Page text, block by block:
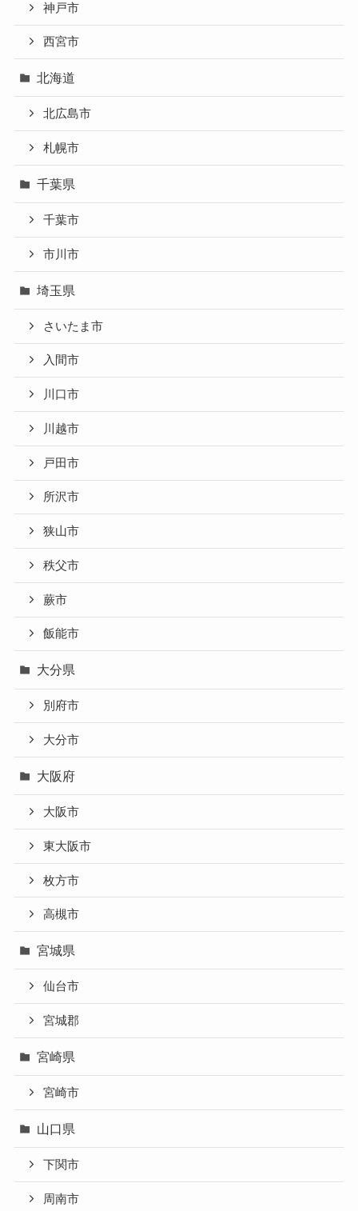
神戸市
西宮市
北海道
北広島市
札幌市
千葉県
千葉市
市川市
埼玉県
さいたま市
入間市
川口市
川越市
戸田市
所沢市
狭山市
秩父市
蕨市
飯能市
大分県
別府市
大分市
大阪府
大阪市
東大阪市
枚方市
高槻市
宮城県
仙台市
宮城郡
宮崎県
宮崎市
山口県
下関市
周南市